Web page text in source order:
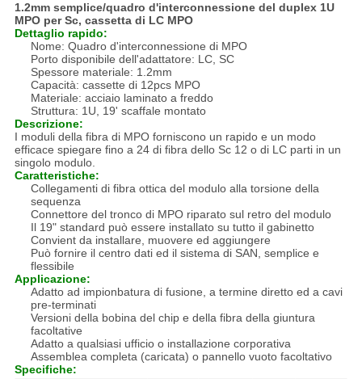
1.2mm semplice/quadro d'interconnessione del duplex 1U
MPO per Sc, cassetta di LC MPO
Dettaglio rapido:
Nome: Quadro d'interconnessione di MPO
Porto disponibile dell'adattatore: LC, SC
Spessore materiale: 1.2mm
Capacità: cassette di 12pcs MPO
Materiale: acciaio laminato a freddo
Struttura: 1U, 19' scaffale montato
Descrizione:
I moduli della fibra di MPO forniscono un rapido e un modo
efficace spiegare fino a 24 di fibra dello Sc 12 o di LC parti in un
singolo modulo.
Caratteristiche:
Collegamenti di fibra ottica del modulo alla torsione della
sequenza
Connettore del tronco di MPO riparato sul retro del modulo
Il 19" standard può essere installato su tutto il gabinetto
Convient da installare, muovere ed aggiungere
Può fornire il centro dati ed il sistema di SAN, semplice e
flessibile
Applicazione:
Adatto ad impionbatura di fusione, a termine diretto ed a cavi
pre-terminati
Versioni della bobina del chip e della fibra della giuntura
facoltative
Adatto a qualsiasi ufficio o installazione corporativa
Assemblea completa (caricata) o pannello vuoto facoltativo
Specifiche: